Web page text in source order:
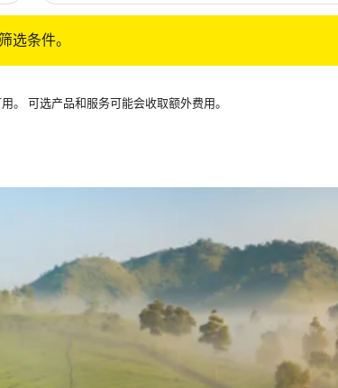
选条件。
。 可选产品和服务可能会收取额外费用。